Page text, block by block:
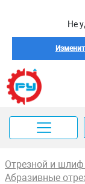
Не
Отрезной и
Абразивные